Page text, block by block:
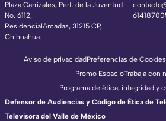
Plaza Carrizales, Perf. de la Juventud
No. 6112,
ResidencialArcadas, 31215 CP,
Chihuahua.
Aviso de privacidadPreferencias de Cookies
Promo EspacioTrabaja con
Programa de ética, integridad y
Defensor de Audiencias y Código de Ética de
Televisora del Valle de México